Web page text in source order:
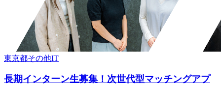
東京都その他IT
長期インターン生募集！次世代型マッチングアプ